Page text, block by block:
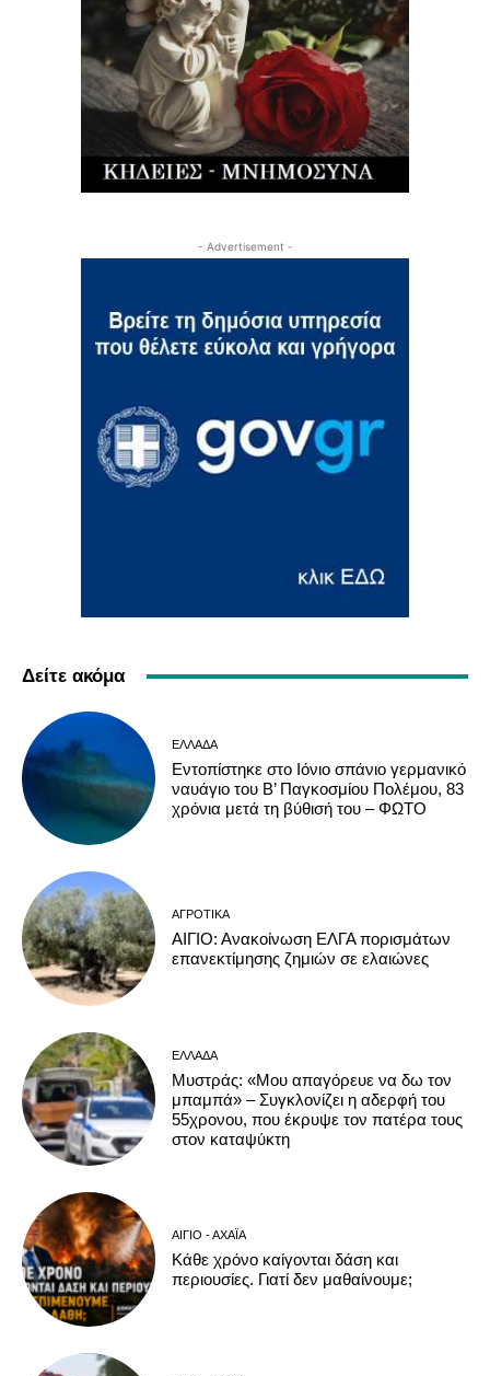
- Advertisement -
Δείτε ακόμα
ΕΛΛΆΔΑ
Εντοπίστηκε στο Ιόνιο σπάνιο γερμανικό
ναυάγιο του Β’ Παγκοσμίου Πολέμου, 83
χρόνια μετά τη βύθισή του – ΦΩΤΟ
ΑΓΡΟΤΙΚΆ
ΑΙΓΙΟ: Ανακοίνωση ΕΛΓΑ πορισμάτων
επανεκτίμησης ζημιών σε ελαιώνες
ΕΛΛΆΔΑ
Μυστράς: «Μου απαγόρευε να δω τον
μπαμπά» – Συγκλονίζει η αδερφή του
55χρονου, που έκρυψε τον πατέρα τους
στον καταψύκτη
ΑΊΓΙΟ - ΑΧΑΪ́Α
Κάθε χρόνο καίγονται δάση και
περιουσίες. Γιατί δεν μαθαίνουμε;